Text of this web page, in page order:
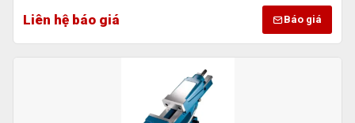
Liên hệ báo giá Báo giá